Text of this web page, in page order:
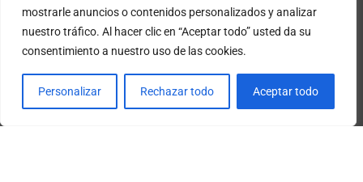
mostrarle anuncios o contenidos personalizados y analizar
nuestro tráfico. Al hacer clic en “Aceptar todo” usted da su
consentimiento a nuestro uso de las cookies.
Personalizar Rechazar todo Aceptar todo
Con el patrocinio de la Excma. Diputación Provincial de